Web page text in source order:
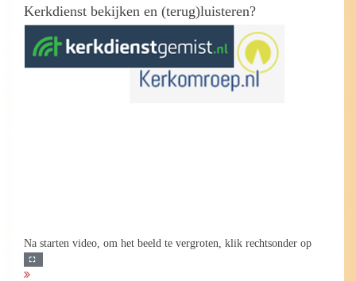
Kerkdienst bekijken en (terug)luisteren?
Na starten video, om het beeld te vergroten, klik rechtsonder op